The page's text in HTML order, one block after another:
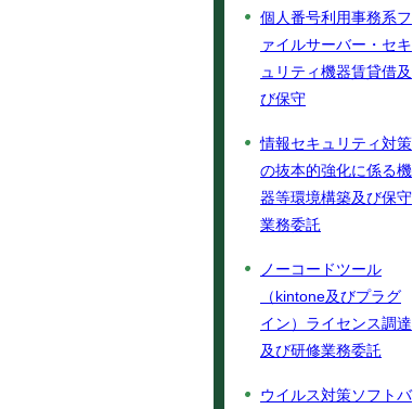
個人番号利用事務系フ
ァイルサーバー・セキ
ュリティ機器賃貸借及
び保守
情報セキュリティ対策
の抜本的強化に係る機
器等環境構築及び保守
業務委託
ノーコードツール
（kintone及びプラグ
イン）ライセンス調達
及び研修業務委託
ウイルス対策ソフトバ